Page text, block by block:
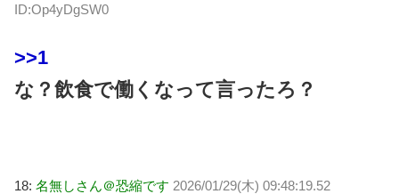
ID:Op4yDgSW0
>>1
な？飲食で働くなって言ったろ？
18: 名無しさん＠恐縮です 2026/01/29(木) 09:48:19.52